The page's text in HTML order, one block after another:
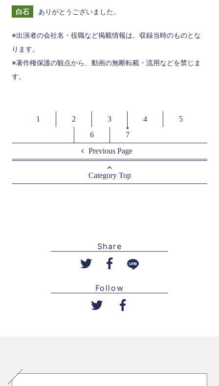
白石 ありがとうございました。
※出演者の会社名・役職など掲載情報は、収録当時のものとな
ります。
※著作権保護の観点から、動画の無断転載・流用などを禁じま
す。
1 2 3 4
5
6
7
Previous Page
Category Top
Share
Follow